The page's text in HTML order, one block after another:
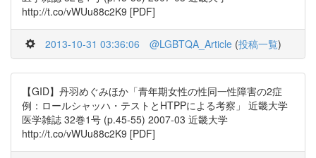
http://t.co/vWUu88c2K9 [PDF]
2013-10-31 03:36:06 @LGBTQA_Article (投稿一覧)
【GID】丹羽めぐみほか「青年期女性の性同一性障害の2症
例：ロールシャッハ・テストとHTPPによる考察」 近畿大学
医学雑誌 32巻1号 (p.45-55) 2007-03 近畿大学
http://t.co/vWUu88c2K9 [PDF]